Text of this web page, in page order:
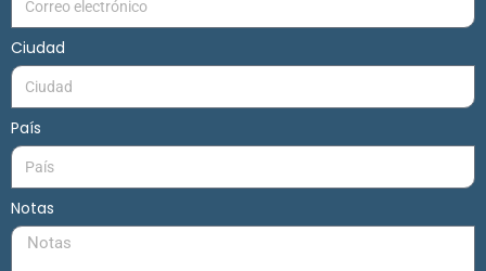
Ciudad
País
Notas